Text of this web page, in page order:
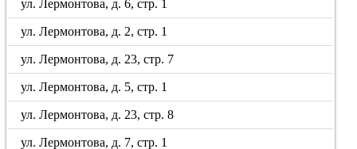
ул. Лермонтова, д. 6, стр. 1
ул. Лермонтова, д. 2, стр. 1
ул. Лермонтова, д. 23, стр. 7
ул. Лермонтова, д. 5, стр. 1
ул. Лермонтова, д. 23, стр. 8
ул. Лермонтова, д. 7, стр. 1